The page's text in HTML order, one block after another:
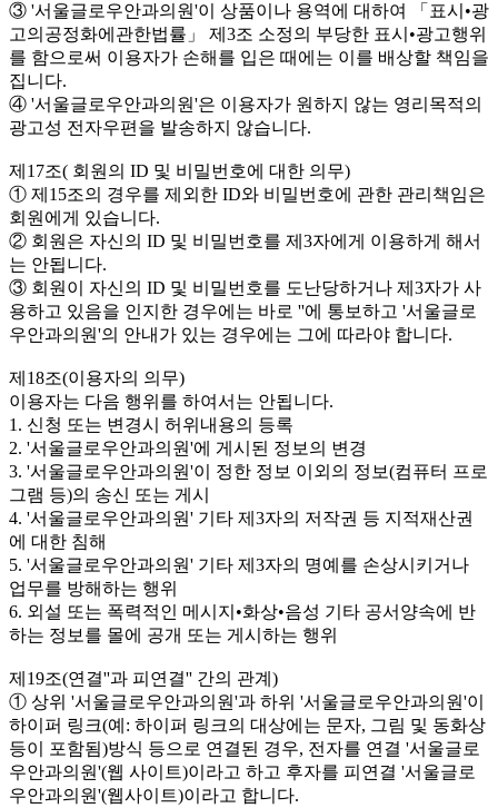
③ '서울글로우안과의원'이 상품이나 용역에 대하여 「표시•광
고의공정화에관한법률」 제3조 소정의 부당한 표시•광고행위
를 함으로써 이용자가 손해를 입은 때에는 이를 배상할 책임을
집니다.
④ '서울글로우안과의원'은 이용자가 원하지 않는 영리목적의
광고성 전자우편을 발송하지 않습니다.
제17조( 회원의 ID 및 비밀번호에 대한 의무)
① 제15조의 경우를 제외한 ID와 비밀번호에 관한 관리책임은
회원에게 있습니다.
② 회원은 자신의 ID 및 비밀번호를 제3자에게 이용하게 해서
는 안됩니다.
③ 회원이 자신의 ID 및 비밀번호를 도난당하거나 제3자가 사
용하고 있음을 인지한 경우에는 바로 ''에 통보하고 '서울글로
우안과의원'의 안내가 있는 경우에는 그에 따라야 합니다.
제18조(이용자의 의무)
이용자는 다음 행위를 하여서는 안됩니다.
1. 신청 또는 변경시 허위내용의 등록
2. '서울글로우안과의원'에 게시된 정보의 변경
3. '서울글로우안과의원'이 정한 정보 이외의 정보(컴퓨터 프로
그램 등)의 송신 또는 게시
4. '서울글로우안과의원' 기타 제3자의 저작권 등 지적재산권
에 대한 침해
5. '서울글로우안과의원' 기타 제3자의 명예를 손상시키거나
업무를 방해하는 행위
6. 외설 또는 폭력적인 메시지•화상•음성 기타 공서양속에 반
하는 정보를 몰에 공개 또는 게시하는 행위
제19조(연결''과 피연결'' 간의 관계)
① 상위 '서울글로우안과의원'과 하위 '서울글로우안과의원'이
하이퍼 링크(예: 하이퍼 링크의 대상에는 문자, 그림 및 동화상
등이 포함됨)방식 등으로 연결된 경우, 전자를 연결 '서울글로
우안과의원'(웹 사이트)이라고 하고 후자를 피연결 '서울글로
우안과의원'(웹사이트)이라고 합니다.